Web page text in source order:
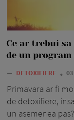
Ce ar trebui
de un
— DETOXIFIERE
Primavara ar fi
de detoxifiere,
un asemenea pas?